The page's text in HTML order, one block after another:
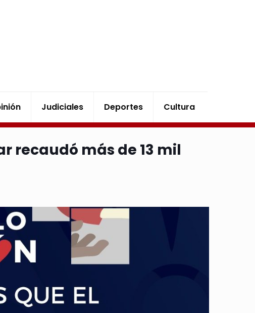
Judiciales Deportes Cultura
recaudó más de 13 mil